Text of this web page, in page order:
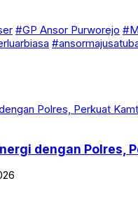
#GP Ansor Purworejo
dengan Polres,